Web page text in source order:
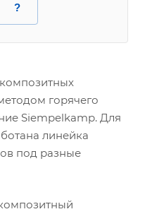
?
горячего
Siempelkamp. Для
линейка
под разные